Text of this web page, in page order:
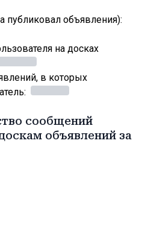
публиковал объявления):
на досках
в которых
сообщений
объявлений за